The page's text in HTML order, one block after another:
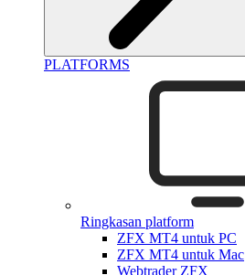
PLATFORMS
Ringkasan platform
ZFX MT4 untuk PC
ZFX MT4 untuk Mac
Webtrader ZFX